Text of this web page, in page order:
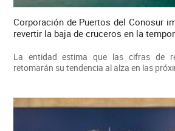
Corporación de Puertos del Conosur
revertir la baja de cruceros en la
La entidad estima que las cifras de
retomarán su tendencia al alza en las